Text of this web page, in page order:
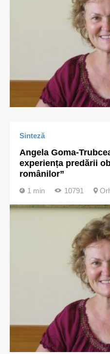
Sinteză
Angela Goma-
experiența predării
românilor”
1 min 10791